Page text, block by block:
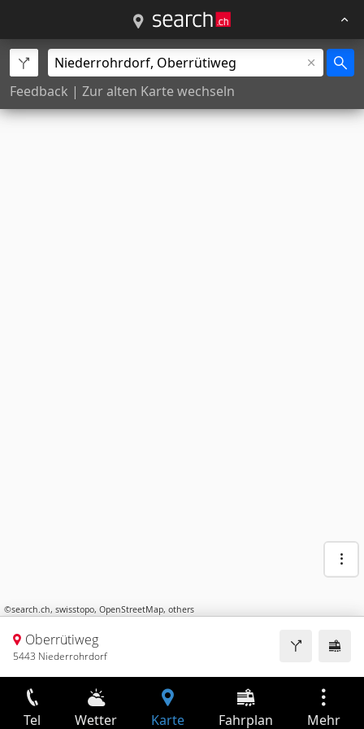
Feedback | Zur alten Karte wechseln
©search.ch, swisstopo, OpenStreetMap, others
Oberrütiweg
5443 Niederrohrdorf
Tel Wetter Karte Fahrplan Mehr